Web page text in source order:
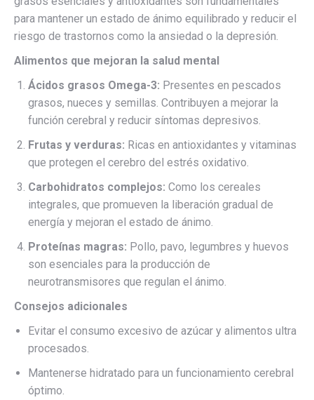
para mantener un estado de ánimo equilibrado y reducir el
riesgo de trastornos como la ansiedad o la depresión.
Alimentos que mejoran la salud mental
Ácidos grasos Omega-3: Presentes en pescados
grasos, nueces y semillas. Contribuyen a mejorar la
función cerebral y reducir síntomas depresivos.
Frutas y verduras: Ricas en antioxidantes y vitaminas
que protegen el cerebro del estrés oxidativo.
Carbohidratos complejos: Como los cereales
integrales, que promueven la liberación gradual de
energía y mejoran el estado de ánimo.
Proteínas magras: Pollo, pavo, legumbres y huevos
son esenciales para la producción de
neurotransmisores que regulan el ánimo.
Consejos adicionales
Evitar el consumo excesivo de azúcar y alimentos ultra
procesados.
Mantenerse hidratado para un funcionamiento cerebral
óptimo.